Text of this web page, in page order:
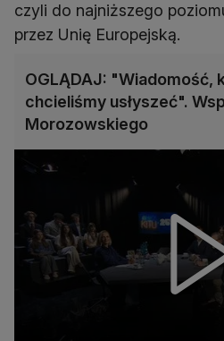
czyli do najniższego
przez Unię Europejską.
OGLĄDAJ: "Wiadomość,
chcieliśmy usłyszeć".
Morozowskiego